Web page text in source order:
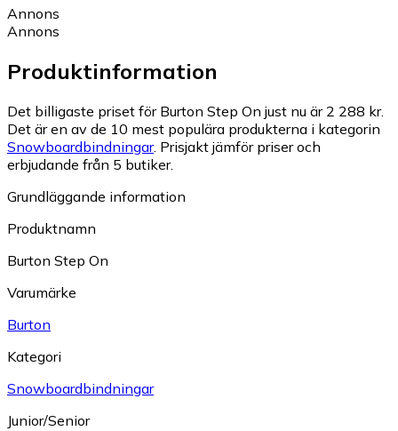
Annons
Annons
Produktinformation
Det billigaste priset för Burton Step On just nu är 2 288 kr.
Det är en av de 10 mest populära produkterna i kategorin
Snowboardbindningar. Prisjakt jämför priser och
erbjudande från 5 butiker.
Grundläggande information
Produktnamn
Burton Step On
Varumärke
Burton
Kategori
Snowboardbindningar
Junior/Senior